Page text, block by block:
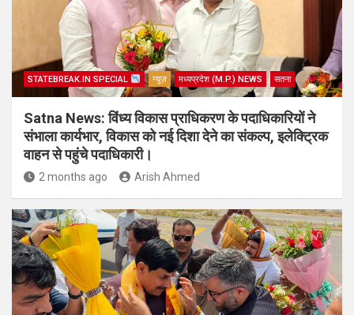
STATEBREAK.IN SPECIAL न्यूज़ मध्यप्रदेश (M.P.) NEWS सतना
Satna News: विंध्य विकास प्राधिकरण के पदाधिकारियों ने
संभाला कार्यभार, विकास को नई दिशा देने का संकल्प, इलेक्ट्रिक
वाहन से पहुंचे पदाधिकारी।
2 months ago Arish Ahmed